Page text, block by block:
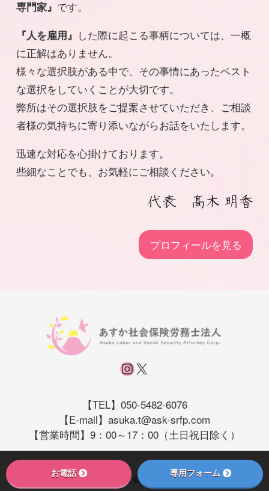
専門家』 です。
『人を雇用』 した際に起こる事柄については、一概
に正解はありません。
様々な選択肢がある中で、その事情にあったベスト
な選択をしていくことが大切です。
弊所はその選択肢をご提案させていただき、ご相談
者様の気持ちに寄り添いながらお話をいたします。
迅速な対応を心掛けております。
些細なことでも、お気軽にご相談ください。
プロフィールを見る
Instagram
X
【TEL】050-5482-6076
【E-mail】asuka.t@ask-srfp.com
【営業時間】9：00～17：00（土日祝日除く）
© 2026 あすか社会保険労務士法人
お電話 専用フォーム